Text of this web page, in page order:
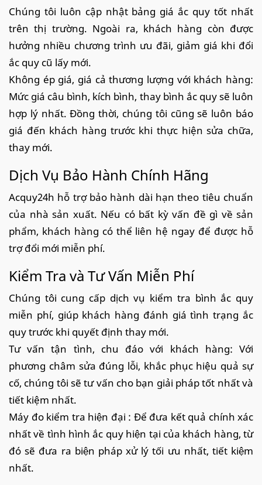
Chúng tôi luôn cập nhật bảng giá ắc quy tốt nhất
trên thị trường. Ngoài ra, khách hàng còn được
hưởng nhiều chương trình ưu đãi, giảm giá khi đổi
ắc quy cũ lấy mới.
Không ép giá, giá cả thương lượng với khách hàng:
Mức giá câu bình, kích bình, thay bình ắc quy sẽ luôn
hợp lý nhất. Đồng thời, chúng tôi cũng sẽ luôn báo
giá đến khách hàng trước khi thực hiện sửa chữa,
thay mới.
Dịch Vụ Bảo Hành Chính Hãng
Acquy24h hỗ trợ bảo hành dài hạn theo tiêu chuẩn
của nhà sản xuất. Nếu có bất kỳ vấn đề gì về sản
phẩm, khách hàng có thể liên hệ ngay để được hỗ
trợ đổi mới miễn phí.
Kiểm Tra và Tư Vấn Miễn Phí
Chúng tôi cung cấp dịch vụ kiểm tra bình ắc quy
miễn phí, giúp khách hàng đánh giá tình trạng ắc
quy trước khi quyết định thay mới.
Tư vấn tận tình, chu đáo với khách hàng: Với
phương châm sửa đúng lỗi, khắc phục hiệu quả sự
cố, chúng tôi sẽ tư vấn cho bạn giải pháp tốt nhất và
tiết kiệm nhất.
Máy đo kiểm tra hiện đại : Để đưa kết quả chính xác
nhất về tình hình ắc quy hiện tại của khách hàng, từ
đó sẽ đưa ra biện pháp xử lý tối ưu nhất, tiết kiệm
nhất.